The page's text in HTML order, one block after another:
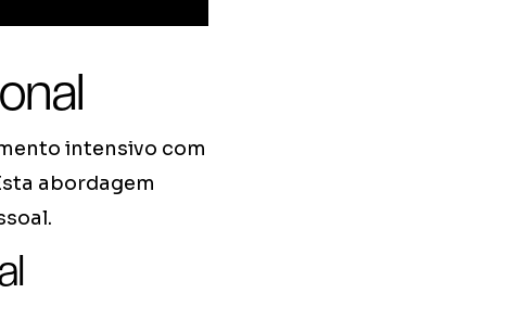
intensivo com
abordagem